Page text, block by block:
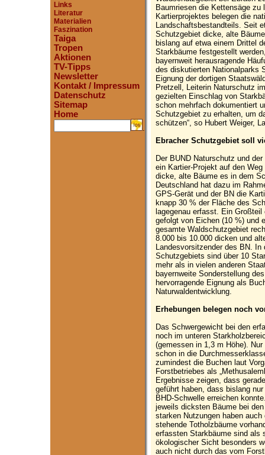
Links
Literatur
Materialien
Faszination
Taiga
Tropen
Aktionen
TV-Tipps
Newsletter
Kontakt / Impressum
Datenschutz
Sitemap
Home
.
Baumriesen die Kettensäge zu
Kartierprojektes belegen die
Landschaftsbestandteils. Seit
Schutzgebiet dicke, alte
bislang auf etwa einem Drittel
Starkbäume festgestellt
bayernweit herausragende
des diskutierten Nationalparks
Eignung der dortigen
Pretzell, Leiterin Naturschutz
gezielten Einschlag von
schon mehrfach dokumentiert
Schutzgebiet zu erhalten, um
schützen“, so Hubert Weiger,
Ebracher Schutzgebiet soll
Der BUND Naturschutz und
ein Kartier-Projekt auf den
dicke, alte Bäume es in dem
Deutschland hat dazu im
GPS-Gerät und der BN die
knapp 30 % der Fläche des
lagegenau erfasst. Ein
gefolgt von Eichen (10 %) und
gesamte Waldschutzgebiet
8.000 bis 10.000 dicken und
Landesvorsitzender des BN. In
Schutzgebiets sind über 10
mehr als in vielen anderen
bayernweite Sonderstellung
hervorragende Eignung als
Naturwaldentwicklung.
Erhebungen belegen noch
Das Schwergewicht bei den
noch im unteren
(gemessen in 1,3 m Höhe).
schon in die
zumindest die Buchen laut
Forstbetriebes als
Ergebnisse zeigen, dass
geführt haben, dass bislang
BHD-Schwelle erreichen
jeweils dicksten Bäume bei
starken Nutzungen haben
stehende Totholzbäume
erfassten Starkbäume sind als
ökologischer Sicht besonders
auch nicht durch das vom